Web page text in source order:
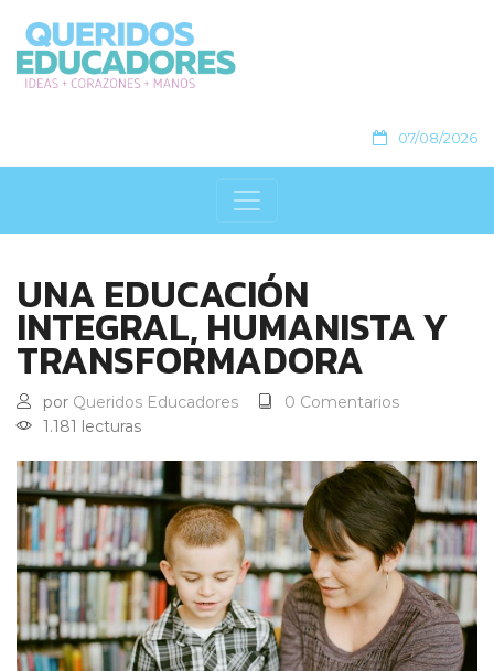
07/08/2026
UNA EDUCACIÓN
INTEGRAL, HUMANISTA Y
TRANSFORMADORA
por Queridos Educadores
0 Comentarios
1.181 lecturas